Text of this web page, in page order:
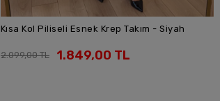
SEPETE EKLE
V Yaka Dantel Detaylı Astarlı Şifon Elbise -
2.099,00 TL
1.849,00 TL